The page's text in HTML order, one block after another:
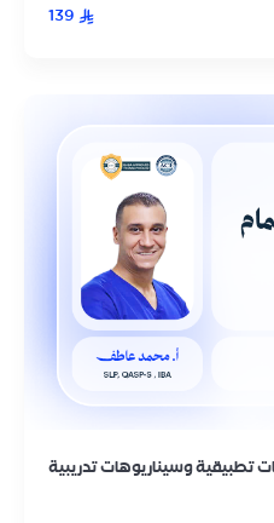
139
تطبيقية وسيناريوهات تدريبية